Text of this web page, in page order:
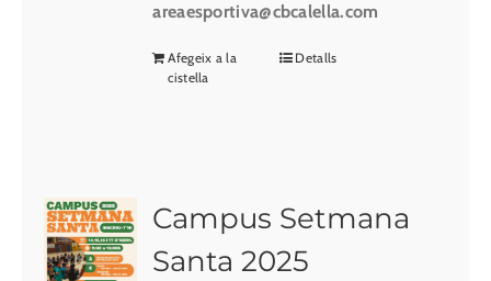
areaesportiva@cbcalella.com
Afegeix a la
cistella
Detalls
Campus Setmana
Santa 2025